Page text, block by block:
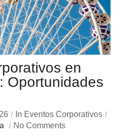
en
Oportunidades
In Eventos Corporativos
No Comments